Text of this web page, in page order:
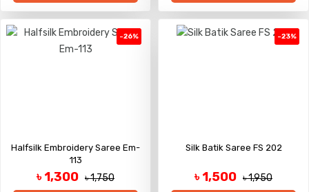
-26%
Halfsilk Embroidery Saree Em-
113
৳ 1,300 ৳ 1,750
-23%
Silk Batik Saree FS 202
৳ 1,500 ৳ 1,950